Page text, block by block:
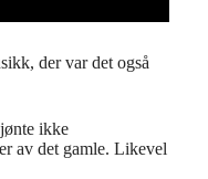
der var det også
ikke
av det gamle. Likevel